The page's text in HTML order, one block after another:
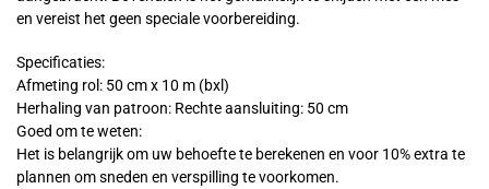
en vereist het geen speciale voorbereiding.
Specificaties:
Afmeting rol: 50 cm x 10 m (bxl)
Herhaling van patroon: Rechte aansluiting: 50 cm
Goed om te weten:
Het is belangrijk om uw behoefte te berekenen en voor 10% extra te
plannen om sneden en verspilling te voorkomen.